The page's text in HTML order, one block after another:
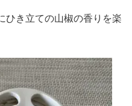
ひき立ての山椒の香りを楽